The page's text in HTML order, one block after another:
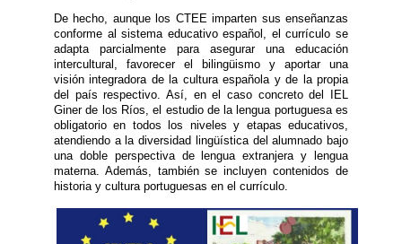
De hecho, aunque los CTEE imparten sus enseñanzas
conforme al sistema educativo español, el currículo se
adapta parcialmente para asegurar una educación
intercultural, favorecer el bilingüismo y aportar una
visión integradora de la cultura española y de la propia
del país respectivo. Así, en el caso concreto del IEL
Giner de los Ríos, el estudio de la lengua portuguesa es
obligatorio en todos los niveles y etapas educativos,
atendiendo a la diversidad lingüística del alumnado bajo
una doble perspectiva de lengua extranjera y lengua
materna. Además, también se incluyen contenidos de
historia y cultura portuguesas en el currículo.